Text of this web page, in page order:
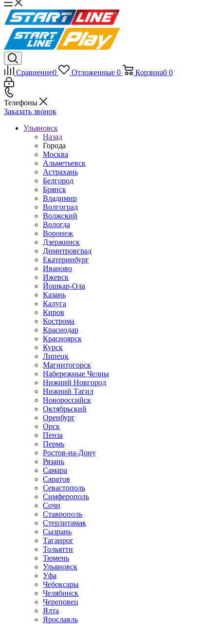
Сравнение0 Отложенные 0 Корзина0 0
Телефоны
Заказать звонок
Ульяновск
Назад
Города
Москва
Альметьевск
Астрахань
Белгород
Брянск
Владимир
Волгоград
Волжский
Вологда
Воронеж
Дзержинск
Димитровград
Екатеринбург
Иваново
Ижевск
Йошкар-Ола
Казань
Калуга
Киров
Кострома
Краснодар
Красноярск
Курск
Липецк
Магнитогорск
Набережные Челны
Нижний Новгород
Нижний Тагил
Новороссийск
Октябрьский
Оренбург
Орск
Пенза
Пермь
Ростов-на-Дону
Рязань
Самара
Саратов
Севастополь
Симферополь
Сочи
Ставрополь
Стерлитамак
Сызрань
Таганрог
Тольятти
Тюмень
Ульяновск
Уфа
Чебоксары
Челябинск
Череповец
Ялта
Ярославль